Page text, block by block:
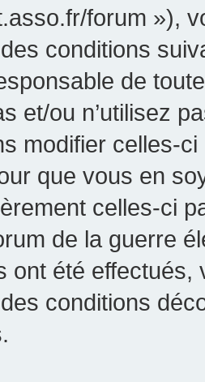
forum »),
conditions
de
et/ou n’utilisez
modifier celles-
que vous en
celles-ci
de la guerre
ont été effectués,
conditions